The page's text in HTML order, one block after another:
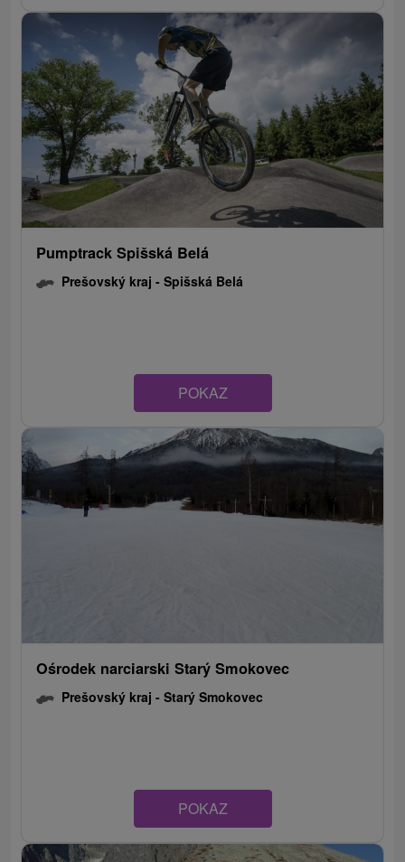
Pumptrack Spišská Belá
Prešovský kraj -Spišská Belá
POKAZ
Ośrodek narciarski Starý Smokovec
Prešovský kraj -Starý Smokovec
POKAZ